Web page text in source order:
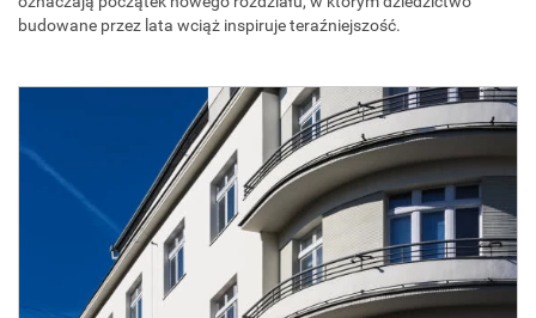
budowane przez lata wciąż inspiruje teraźniejszość.